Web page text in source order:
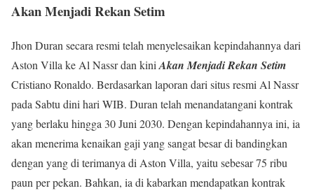
Akan Menjadi Rekan Setim
Jhon Duran secara resmi telah menyelesaikan kepindahannya dari
Aston Villa ke Al Nassr dan kini Akan Menjadi Rekan Setim
Cristiano Ronaldo. Berdasarkan laporan dari situs resmi Al Nassr
pada Sabtu dini hari WIB. Duran telah menandatangani kontrak
yang berlaku hingga 30 Juni 2030. Dengan kepindahannya ini, ia
akan menerima kenaikan gaji yang sangat besar di bandingkan
dengan yang di terimanya di Aston Villa, yaitu sebesar 75 ribu
paun per pekan. Bahkan, ia di kabarkan mendapatkan kontrak